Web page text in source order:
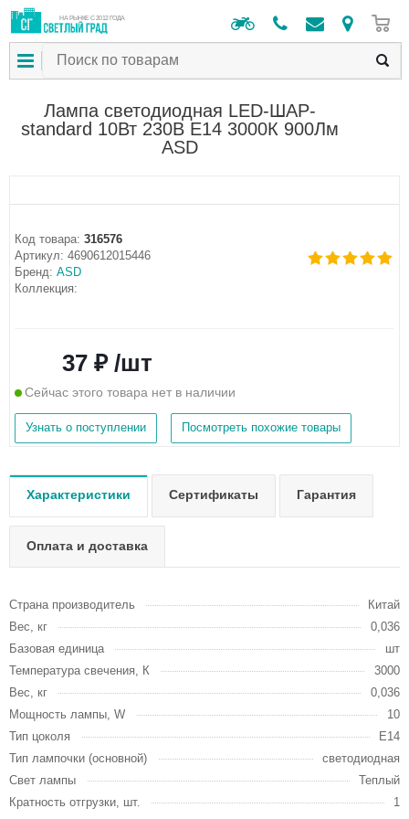
НА РЫНКЕ С 2012 ГОДА
Лампа светодиодная LED-ШАР-
standard 10Вт 230В Е14 3000К 900Лм
ASD
Код товара: 316576
Артикул: 4690612015446
Бренд: ASD
Коллекция:
37 ₽ /шт
Сейчас этого товара нет в наличии
Узнать о поступлении Посмотреть похожие товары
Характеристики Сертификаты Гарантия
Оплата и доставка
Страна производитель
Китай
Вес, кг
0,036
Базовая единица
шт
Температура свечения, К
3000
Вес, кг
0,036
Мощность лампы, W
10
Тип цоколя
E14
Тип лампочки (основной)
светодиодная
Свет лампы
Теплый
Кратность отгрузки, шт.
1